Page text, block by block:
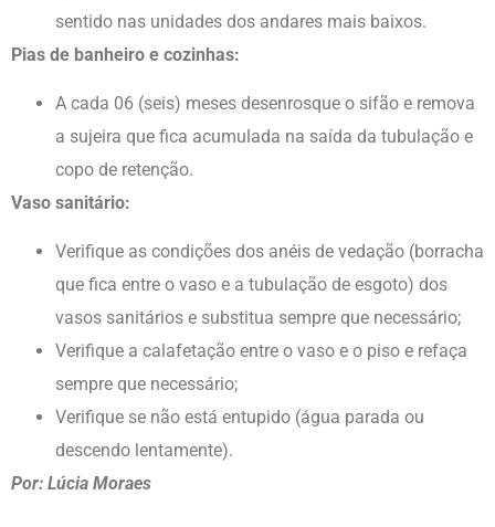
sentido nas unidades dos andares mais baixos.
Pias de banheiro e cozinhas:
A cada 06 (seis) meses desenrosque o sifão e remova
a sujeira que fica acumulada na saída da tubulação e
copo de retenção.
Vaso sanitário:
Verifique as condições dos anéis de vedação (borracha
que fica entre o vaso e a tubulação de esgoto) dos
vasos sanitários e substitua sempre que necessário;
Verifique a calafetação entre o vaso e o piso e refaça
sempre que necessário;
Verifique se não está entupido (água parada ou
descendo lentamente).
Por: Lúcia Moraes